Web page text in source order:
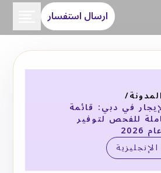
ارسال استفسار
/
في دبي: قائمة
للفحص لتوفير